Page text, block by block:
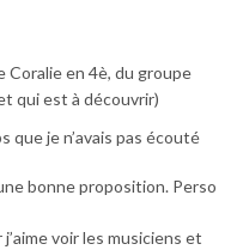
en 4è, du groupe
qui est à découvrir)
que je n’avais pas écouté
bonne proposition. Perso
voir les musiciens et